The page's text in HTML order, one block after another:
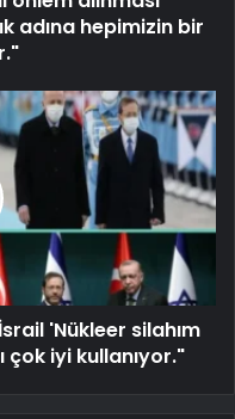
adına hepimizin bir
'Nükleer silahım
iyi kullanıyor."